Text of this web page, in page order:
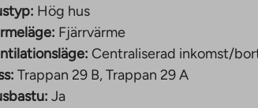
Hög hus
Fjärrvärme
Centraliserad inkomst/
Trappan 29 B, Trappan 29 A
Ja